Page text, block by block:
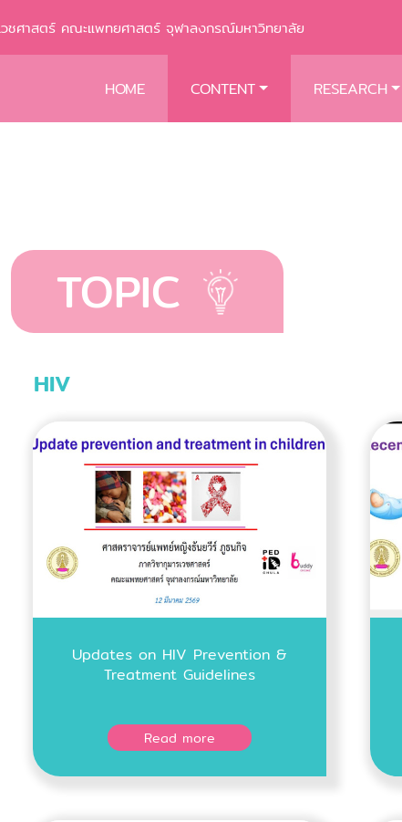
วชศาสตร์ คณะแพทยศาสตร์ จุฬาลงกรณ์มหาวิทยาลัย
HOME CONTENT RESEARCH
TOPIC
HIV
Updates on HIV Prevention &
Treatment Guidelines
Read more